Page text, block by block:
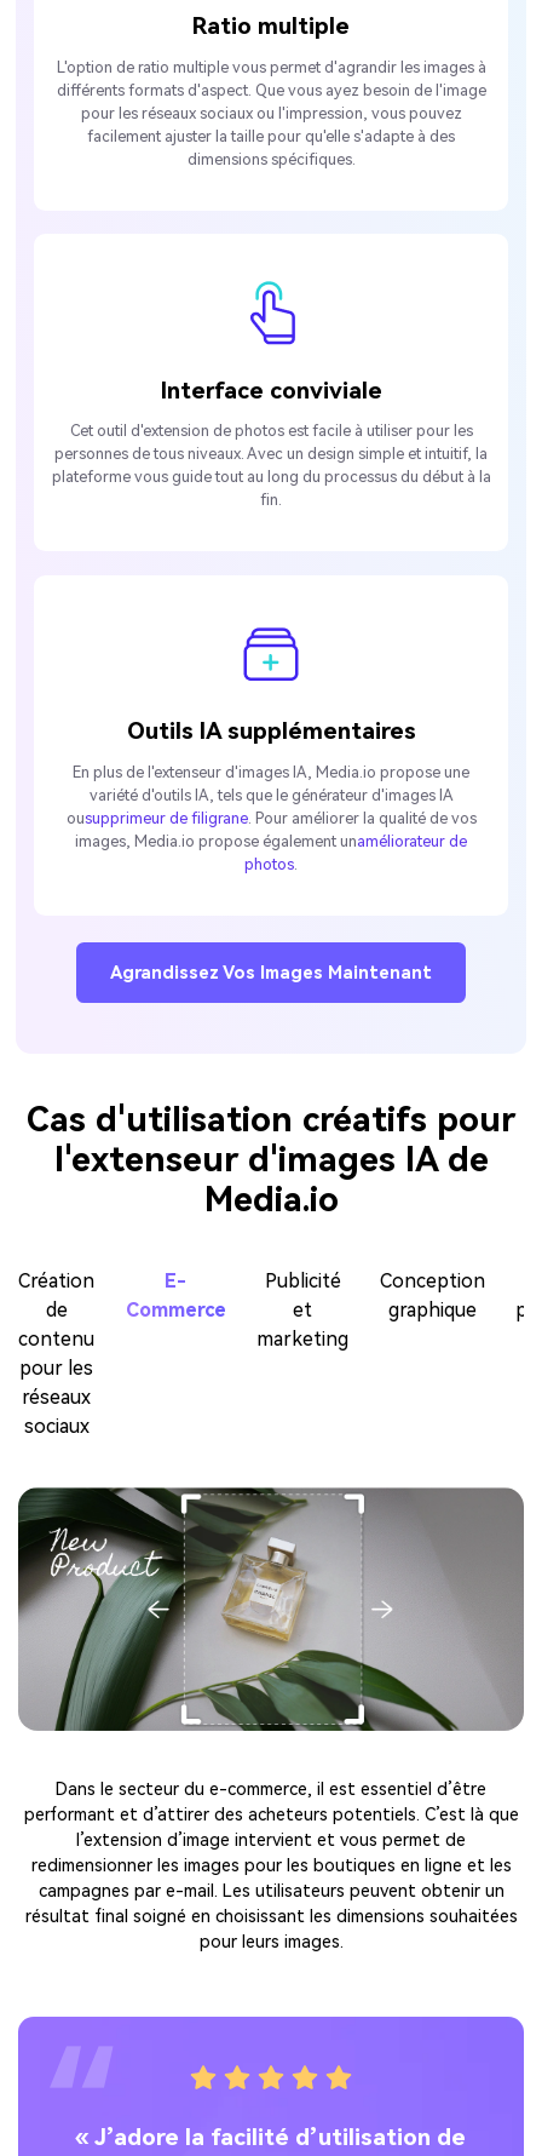
Ratio multiple
L'option de ratio multiple vous permet d'agrandir les images à
différents formats d'aspect. Que vous ayez besoin de l'image
pour les réseaux sociaux ou l'impression, vous pouvez
facilement ajuster la taille pour qu'elle s'adapte à des
dimensions spécifiques.
Interface conviviale
Cet outil d'extension de photos est facile à utiliser pour les
personnes de tous niveaux. Avec un design simple et intuitif, la
plateforme vous guide tout au long du processus du début à la
fin.
Outils IA supplémentaires
En plus de l'extenseur d'images IA, Media.io propose une
variété d'outils IA, tels que le générateur d'images IA
ousupprimeur de filigrane. Pour améliorer la qualité de vos
images, Media.io propose également unaméliorateur de
photos
Agrandissez Vos Images Maintenant
Cas d'utilisation créatifs pour
l'extenseur d'images IA de
Media.io
Création
de
contenu
pour les
réseaux
sociaux
E-
Commerce
Publicité
et
marketing
Conception
graphique
Dans le secteur du e-commerce, il est essentiel d’être
performant et d’attirer des acheteurs potentiels. C’est là que
l’extension d’image intervient et vous permet de
redimensionner les images pour les boutiques en ligne et les
campagnes par e-mail. Les utilisateurs peuvent obtenir un
résultat final soigné en choisissant les dimensions souhaitées
pour leurs images.
« J’adore la facilité d’utilisation de